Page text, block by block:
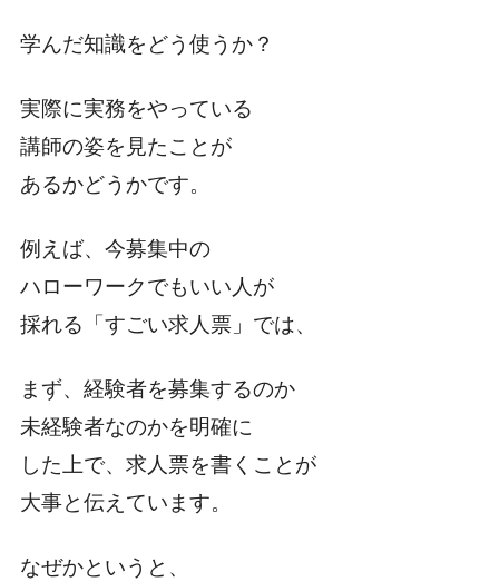
学んだ知識をどう使うか？
実際に実務をやっている
講師の姿を見たことが
あるかどうかです。
例えば、今募集中の
ハローワークでもいい人が
採れる「すごい求人票」では、
まず、経験者を募集するのか
未経験者なのかを明確に
した上で、求人票を書くことが
大事と伝えています。
なぜかというと、